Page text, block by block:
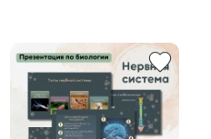
географических объектов
и явлений; 9.1.1.4